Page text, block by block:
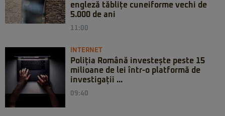
engleză tăblițe cuneiforme vechi de
5.000 de ani
11:00
INTERNET
Poliția Română investește peste 15
milioane de lei într-o platformă de
investigații ...
09:40